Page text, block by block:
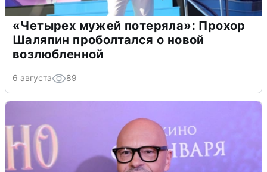
«Четырех мужей потеряла»: Прохор
Шаляпин проболтался о новой
возлюбленной
6 августа 89